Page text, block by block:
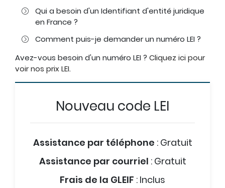
Qui a besoin d'un Identifiant d'entité juridique
en France ?
Comment puis-je demander un numéro LEI ?
Avez-vous besoin d'un numéro LEI ? Cliquez ici pour
voir nos prix LEI.
Nouveau code LEI
Assistance par téléphone : Gratuit
Assistance par courriel : Gratuit
Frais de la GLEIF : Inclus